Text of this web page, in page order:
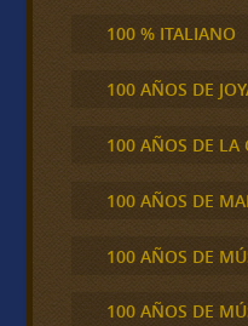
100 % ITALIANO
100 AÑOS DE
100 AÑOS DE LA
100 AÑOS DE
100 AÑOS DE
100 AÑOS DE